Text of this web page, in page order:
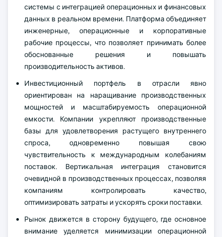
системы с интеграцией операционных и финансовых
данных в реальном времени. Платформа объединяет
инженерные, операционные и корпоративные
рабочие процессы, что позволяет принимать более
обоснованные решения и повышать
производительность активов.
Инвестиционный портфель в отрасли явно
ориентирован на наращивание производственных
мощностей и масштабируемость операционной
емкости. Компании укрепляют производственные
базы для удовлетворения растущего внутреннего
спроса, одновременно повышая свою
чувствительность к международным колебаниям
поставок. Вертикальная интеграция становится
очевидной в производственных процессах, позволяя
компаниям контролировать качество,
оптимизировать затраты и ускорять сроки поставки.
Рынок движется в сторону будущего, где основное
внимание уделяется минимизации операционной